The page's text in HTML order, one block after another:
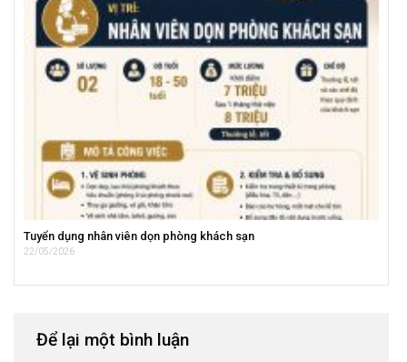
Tuyển dụng nhân viên dọn phòng khách sạn
22/05/2026
Để lại một bình luận